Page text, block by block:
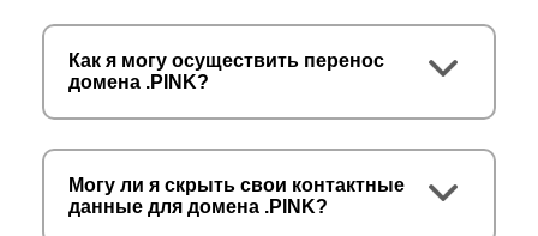
Как я могу осуществить перенос
домена .PINK?
Могу ли я скрыть свои контактные
данные для домена .PINK?